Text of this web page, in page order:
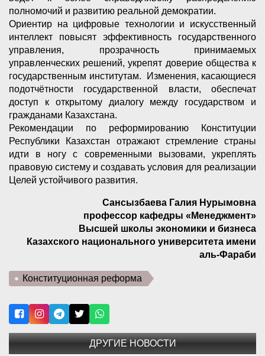
полномочий и развитию реальной демократии.
Ориентир на цифровые технологии и искусственный
интеллект повысят эффективность государственного
управления, прозрачность принимаемых
управленческих решений, укрепят доверие общества к
государственным институтам. Изменения, касающиеся
подотчётности государственной власти, обеспечат
доступ к открытому диалогу между государством и
гражданами Казахстана.
Рекомендации по реформированию Конституции
Республики Казахстан отражают стремление страны
идти в ногу с современными вызовами, укреплять
правовую систему и создавать условия для реализации
Целей устойчивого развития.
Сансызбаева Галия Нурымовна
профессор кафедры «Менеджмент»
Высшей школы экономики и бизнеса
Казахского национального университета имени
аль-Фараби
Конституционная реформа
ДРУГИЕ НОВОСТИ